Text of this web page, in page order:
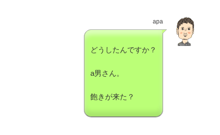
apa
どうしたんですか？
a男さん。
飽きが来た？